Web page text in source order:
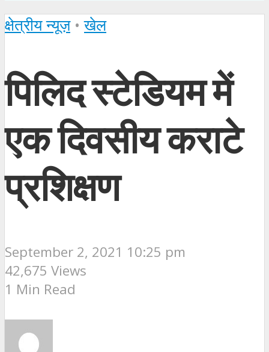
क्षेत्रीय न्यूज़ • खेल
पिलिद स्टेडियम में
एक दिवसीय कराटे
प्रशिक्षण
September 2, 2021 10:25 pm
42,675 Views
1 Min Read